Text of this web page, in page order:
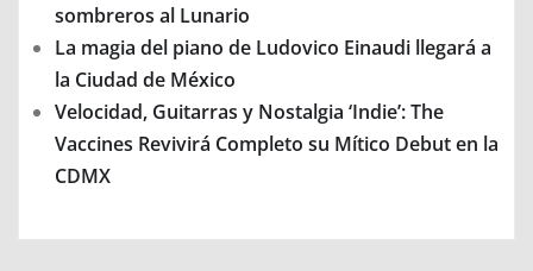
sombreros al Lunario
La magia del piano de Ludovico Einaudi llegará a
la Ciudad de México
Velocidad, Guitarras y Nostalgia ‘Indie’: The
Vaccines Revivirá Completo su Mítico Debut en la
CDMX